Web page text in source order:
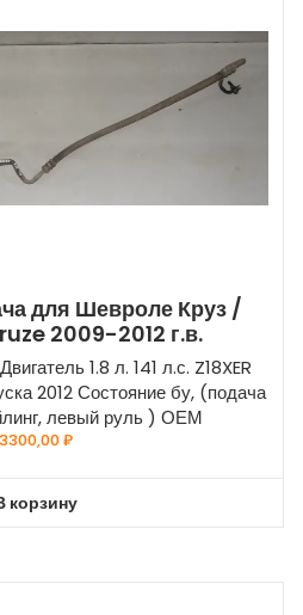
для Шевроле Круз /
2009-2012 г.в.
1.8 л. 141 л.с. Z18XER
2012 Состояние бу, (подача
левый руль ) ОЕМ
3300,00₽
корзину